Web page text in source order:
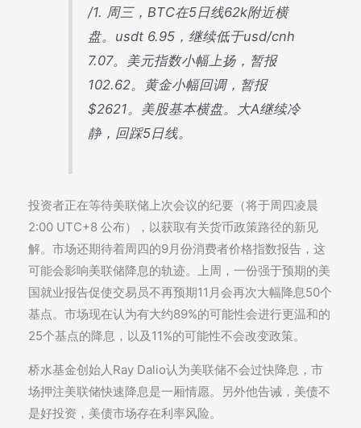
/1. 周三，BTC在5日线62k附近横
盘。usdt 6.95，继续低于usd/cnh
7.07。美元指数小幅上扬，暂报
102.62。黄金小幅回调，暂报
$2621。美股基本横盘。大A继续冷
静，回踩5日线。
投资者正在等待美联储上次会议的纪要（将于周四凌晨
2:00 UTC+8 公布），以获取有关货币政策路径的新见
解。市场还期待着周四的9月份消费者价格指数报告，这
可能会影响美联储降息的轨迹。上周，一份强于预期的美
国就业报告促使交易员不再预期11月会再次大幅降息50个
基点。市场现在认为有大约89%的可能性会进行更温和的
25个基点的降息，以及11%的可能性不会改变政策。
桥水基金创始人Ray Dalio认为美联储不会过快降息，市
场押注美联储快速降息是一厢情愿。另外他告诫，美债不
是好投资，美债市场存在利率风险。